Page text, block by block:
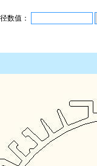
数值：